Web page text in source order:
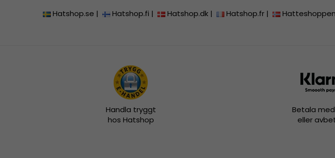
Hatshop.se | Hatshop.fi | Hatshop.dk | Hatshop.fr |
Handla tryggt
hos Hatshop
Betala
eller